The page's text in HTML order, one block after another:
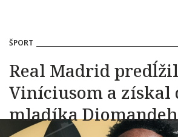
ŠPORT